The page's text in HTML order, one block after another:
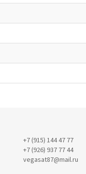
+7 (915) 144 47 77
+7 (926) 937 77 44
vegasat87@mail.ru